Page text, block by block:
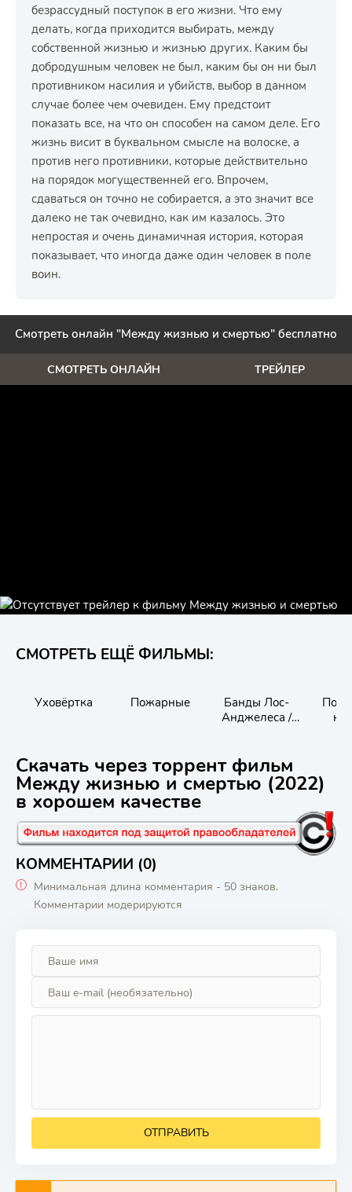
безрассудный поступок в его жизни. Что ему
делать, когда приходится выбирать, между
собственной жизнью и жизнью других. Каким бы
добродушным человек не был, каким бы он ни был
противником насилия и убийств, выбор в данном
случае более чем очевиден. Ему предстоит
показать все, на что он способен на самом деле. Его
жизнь висит в буквальном смысле на волоске, а
против него противники, которые действительно
на порядок могущественней его. Впрочем,
сдаваться он точно не собирается, а это значит все
далеко не так очевидно, как им казалось. Это
непростая и очень динамичная история, которая
показывает, что иногда даже один человек в поле
воин.
Смотреть онлайн "Между жизнью и смертью" бесплатно
СМОТРЕТЬ ОНЛАЙН ТРЕЙЛЕР
СМОТРЕТЬ ЕЩЁ ФИЛЬМЫ:
Уховёртка Пожарные
Банды Лос-
Анджелеса /
Скачать через торрент фильм
Между жизнью и смертью (2022)
в хорошем качестве
КОММЕНТАРИИ (0)
Минимальная длина комментария - 50 знаков.
Комментарии модерируются
ОТПРАВИТЬ